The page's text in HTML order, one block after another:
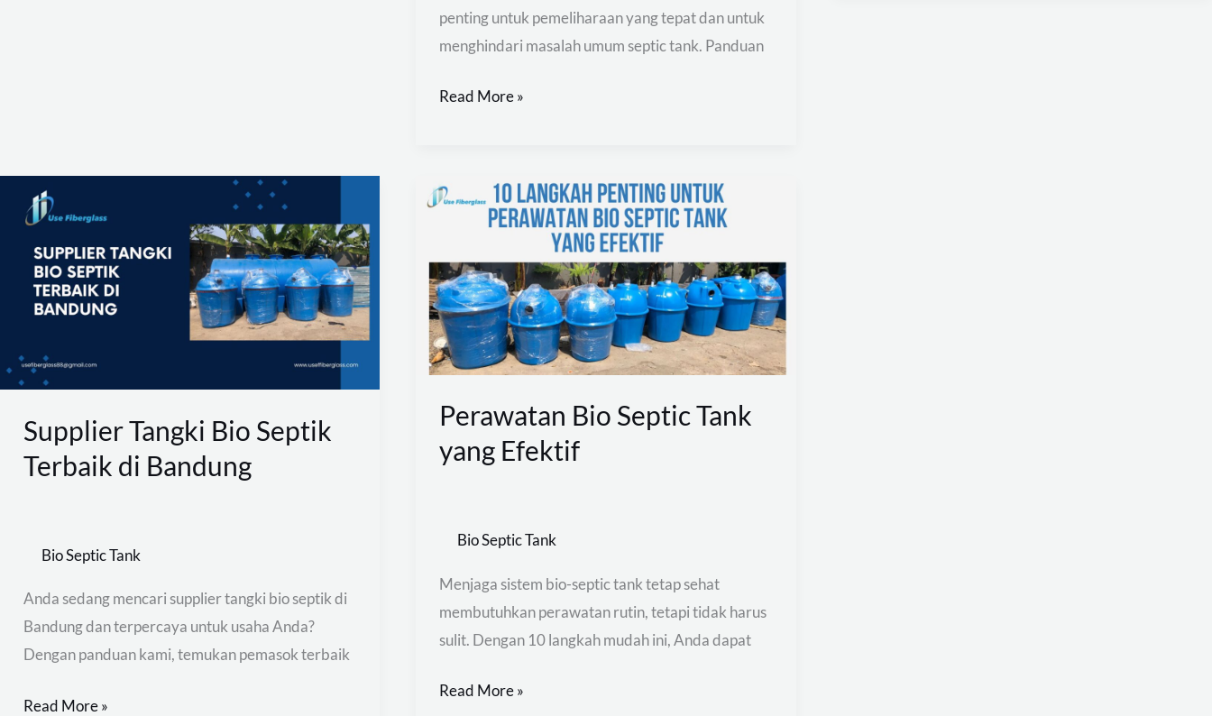
penting untuk pemeliharaan yang tepat dan untuk
menghindari masalah umum septic tank. Panduan
Read More »
Supplier Tangki Bio Septik
Terbaik di Bandung
Bio Septic Tank
Anda sedang mencari supplier tangki bio septik di
Bandung dan terpercaya untuk usaha Anda?
Dengan panduan kami, temukan pemasok terbaik
Supplier
Tangki
Bio
Septik
Terbaik
Bandung
Read More »
Perawatan Bio Septic Tank
yang Efektif
Bio Septic Tank
Menjaga sistem bio-septic tank tetap sehat
membutuhkan perawatan rutin, tetapi tidak harus
sulit. Dengan 10 langkah mudah ini, Anda dapat
Perawatan
Tank
yang
Efektif
Read More »